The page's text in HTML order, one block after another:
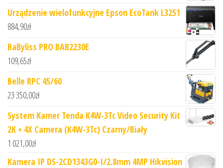
Urządzenie wielofunkcyjne Epson EcoTank L3251
884,90zł
BaByliss PRO BAB2230E
109,65zł
Belle RPC 45/60
23 350,00zł
System Kamer Tenda K4W-3Tc Video Security Kit
2K + 4X Camera (K4W-3Tc) Czarny/Biały
1 021,00zł
Kamera IP DS-2CD1343G0-I/2.8mm 4MP Hikvision